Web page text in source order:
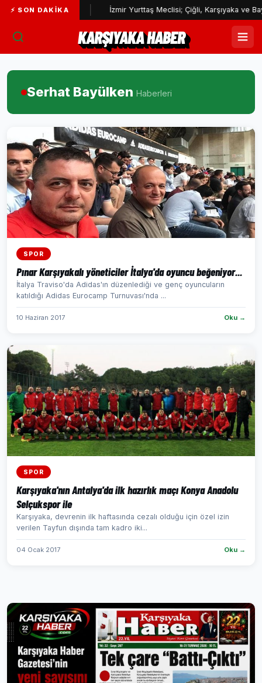
⚡ SON DAKIKA
yatırımı İzmir Yurttaş Meclisi; Çiğli, Karşıyaka ve
KARŞIYAKA HABER
Serhat Bayülken Haberleri
SPOR
Pınar Karşıyakalı yöneticiler İtalya'da oyuncu beğeniyor...
İtalya Traviso'da Adidas'ın düzenlediği ve genç oyuncuların
katıldığı Adidas Eurocamp Turnuvası'nda ...
10 Haziran 2017 Oku →
SPOR
Karşıyaka'nın Antalya'da ilk hazırlık maçı Konya Anadolu
Selçukspor ile
Karşıyaka, devrenin ilk haftasında cezalı olduğu için özel izin
verilen Tayfun dışında tam kadro iki...
04 Ocak 2017 Oku →